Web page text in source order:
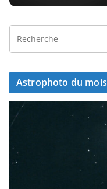
Astrophoto du mois